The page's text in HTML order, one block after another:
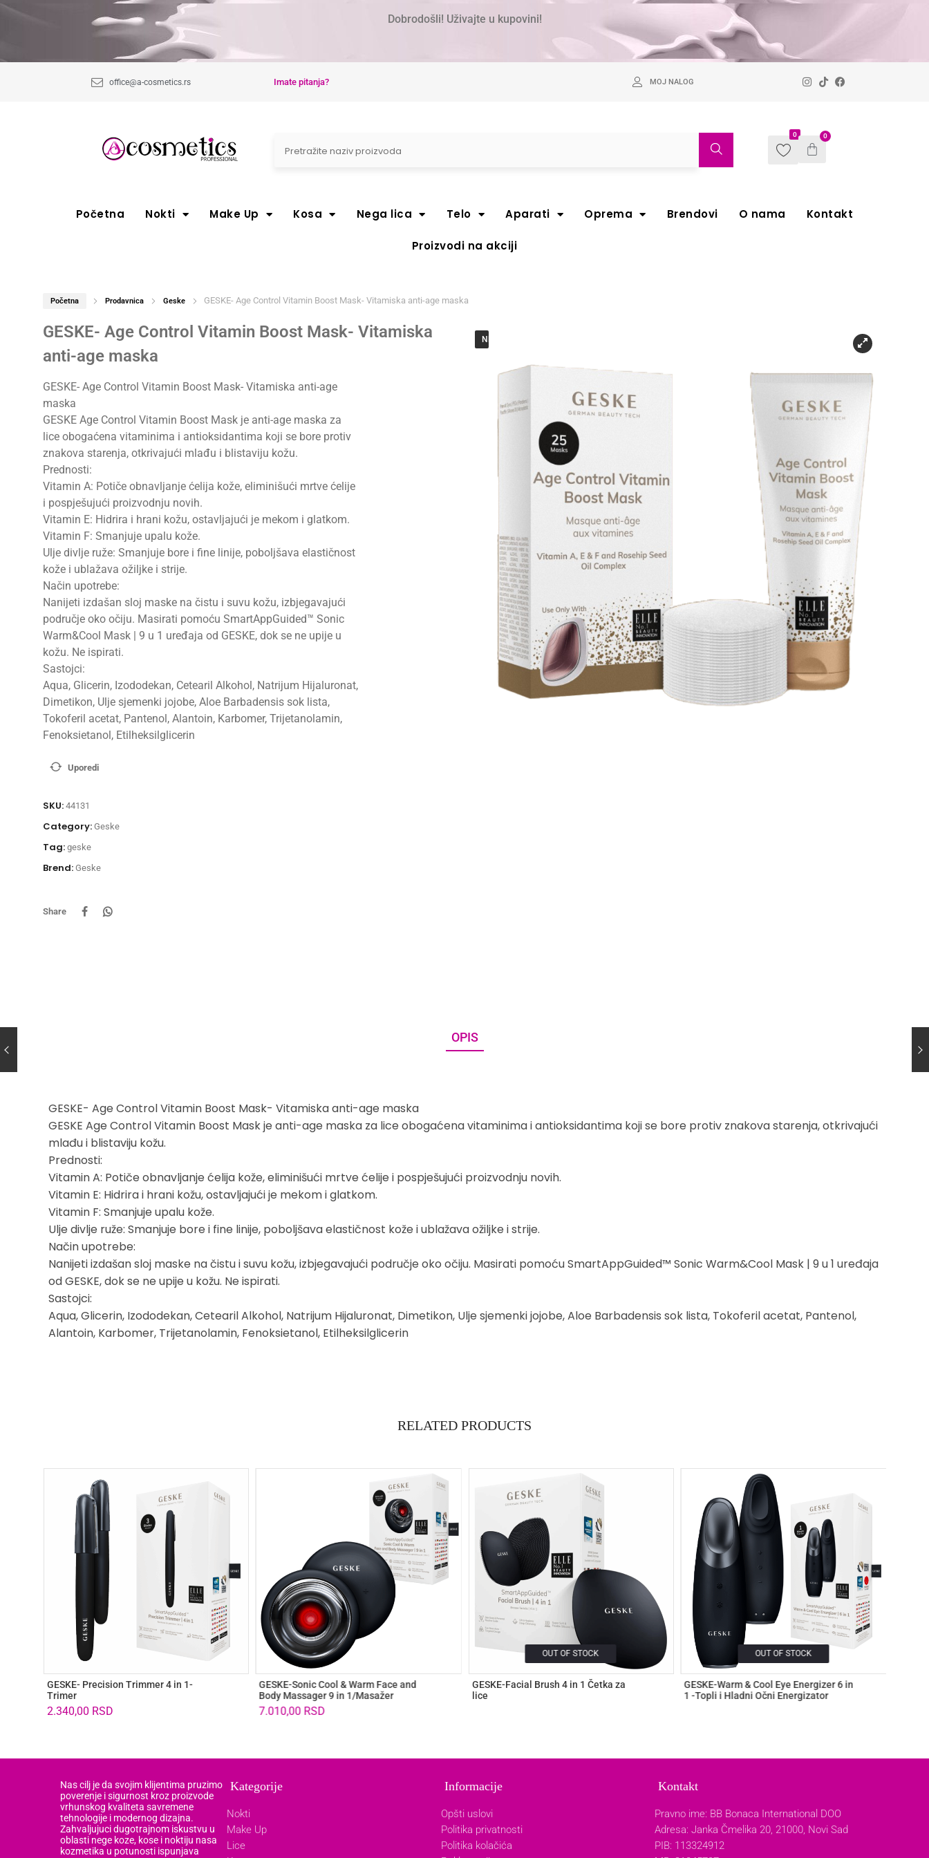
Dobrodošli! Uživajte u kupovini!
office@a-cosmetics.rs Imate pitanja? MOJ NALOG
0 0
Početna Nokti Make Up Kosa Nega lica Telo Aparati Oprema Brendovi O nama Kontakt
Proizvodi na akciji
Početna Prodavnica Geske GESKE- Age Control Vitamin Boost Mask- Vitamiska anti-age maska
GESKE- Age Control Vitamin Boost Mask- Vitamiska
anti-age maska
GESKE- Age Control Vitamin Boost Mask- Vitamiska anti-age
maska
GESKE Age Control Vitamin Boost Mask je anti-age maska za
lice obogaćena vitaminima i antioksidantima koji se bore protiv
znakova starenja, otkrivajući mlađu i blistaviju kožu.
Prednosti:
Vitamin A: Potiče obnavljanje ćelija kože, eliminišući mrtve ćelije
i pospješujući proizvodnju novih.
Vitamin E: Hidrira i hrani kožu, ostavljajući je mekom i glatkom.
Vitamin F: Smanjuje upalu kože.
Ulje divlje ruže: Smanjuje bore i fine linije, poboljšava elastičnost
kože i ublažava ožiljke i strije.
Način upotrebe:
Nanijeti izdašan sloj maske na čistu i suvu kožu, izbjegavajući
područje oko očiju. Masirati pomoću SmartAppGuided™ Sonic
Warm&Cool Mask | 9 u 1 uređaja od GESKE, dok se ne upije u
kožu. Ne ispirati.
Sastojci:
Aqua, Glicerin, Izododekan, Cetearil Alkohol, Natrijum Hijaluronat,
Dimetikon, Ulje sjemenki jojobe, Aloe Barbadensis sok lista,
Tokoferil acetat, Pantenol, Alantoin, Karbomer, Trijetanolamin,
Fenoksietanol, Etilheksilglicerin
NEMA NA ZALIHAMA
Uporedi
SKU: 44131
Category: Geske
Tag: geske
Brend: Geske
Share
OPIS
GESKE- Age Control Vitamin Boost Mask- Vitamiska anti-age maska
GESKE Age Control Vitamin Boost Mask je anti-age maska za lice obogaćena vitaminima i antioksidantima koji se bore protiv znakova starenja, otkrivajući
mlađu i blistaviju kožu.
Prednosti:
Vitamin A: Potiče obnavljanje ćelija kože, eliminišući mrtve ćelije i pospješujući proizvodnju novih.
Vitamin E: Hidrira i hrani kožu, ostavljajući je mekom i glatkom.
Vitamin F: Smanjuje upalu kože.
Ulje divlje ruže: Smanjuje bore i fine linije, poboljšava elastičnost kože i ublažava ožiljke i strije.
Način upotrebe:
Nanijeti izdašan sloj maske na čistu i suvu kožu, izbjegavajući područje oko očiju. Masirati pomoću SmartAppGuided™ Sonic Warm&Cool Mask | 9 u 1 uređaja
od GESKE, dok se ne upije u kožu. Ne ispirati.
Sastojci:
Aqua, Glicerin, Izododekan, Cetearil Alkohol, Natrijum Hijaluronat, Dimetikon, Ulje sjemenki jojobe, Aloe Barbadensis sok lista, Tokoferil acetat, Pantenol,
Alantoin, Karbomer, Trijetanolamin, Fenoksietanol, Etilheksilglicerin
RELATED PRODUCTS
GESKE- Precision Trimmer 4 in 1-
Trimer
2.340,00 RSD
GESKE-Sonic Cool & Warm Face and
Body Massager 9 in 1/Masažer
7.010,00 RSD
OUT OF STOCK
GESKE-Facial Brush 4 in 1 Četka za
lice
OUT OF STOCK
GESKE-Warm & Cool Eye Energizer 6 in
1 -Topli i Hladni Očni Energizator
Nas cilj je da svojim klijentima pruzimo
poverenje i sigurnost kroz proizvode
vrhunskog kvaliteta savremene
tehnologije i modernog dizajna.
Zahvaljujuci dugotrajnom iskustvu u
oblasti nege koze, kose i noktiju nasa
kozmetika u potunosti ispunjava
Kategorije
Nokti
Make Up
Lice
Informacije
Opšti uslovi
Politika privatnosti
Politika kolačića
Kontakt
Pravno ime: BB Bonaca International DOO
Adresa: Janka Čmelika 20, 21000, Novi Sad
PIB: 113324912